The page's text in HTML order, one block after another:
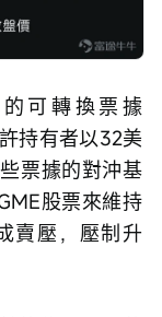
可轉換票據
持有者以32美
票據的對沖基
股票來維持
賣壓，壓制升